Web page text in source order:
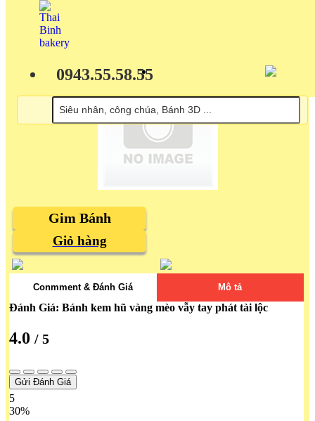
0943.55.58.55
Gim Bánh
Giỏ hàng
Conmment & Đánh Giá Mô tả
Đánh Giá: Bánh kem hũ vàng mèo vẫy tay phát tài lộc
4.0 / 5
Gửi Đánh Giá
5
30%